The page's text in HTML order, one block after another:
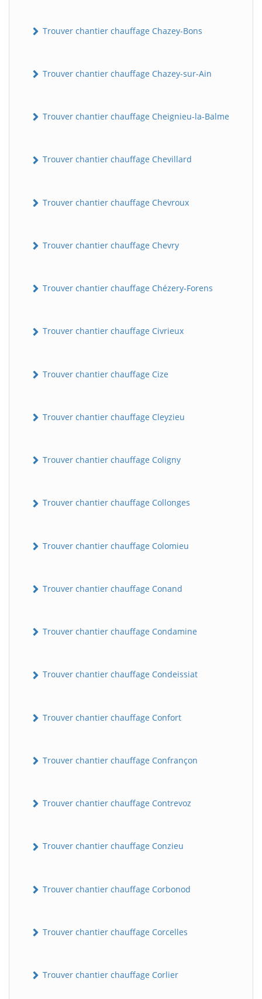
Trouver chantier chauffage Chazey-Bons
Trouver chantier chauffage Chazey-sur-Ain
Trouver chantier chauffage Cheignieu-la-Balme
Trouver chantier chauffage Chevillard
Trouver chantier chauffage Chevroux
Trouver chantier chauffage Chevry
Trouver chantier chauffage Chézery-Forens
Trouver chantier chauffage Civrieux
Trouver chantier chauffage Cize
Trouver chantier chauffage Cleyzieu
Trouver chantier chauffage Coligny
Trouver chantier chauffage Collonges
Trouver chantier chauffage Colomieu
Trouver chantier chauffage Conand
Trouver chantier chauffage Condamine
Trouver chantier chauffage Condeissiat
Trouver chantier chauffage Confort
Trouver chantier chauffage Confrançon
Trouver chantier chauffage Contrevoz
Trouver chantier chauffage Conzieu
Trouver chantier chauffage Corbonod
Trouver chantier chauffage Corcelles
Trouver chantier chauffage Corlier
Assistant en ligne